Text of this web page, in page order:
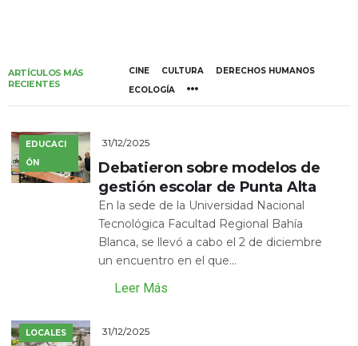
ARTÍCULOS MÁS
RECIENTES
CINE CULTURA
DERECHOS HUMANOS
ECOLOGÍA
EDUCACI
ÓN
31/12/2025
Debatieron sobre modelos de
gestión escolar de Punta Alta
En la sede de la Universidad Nacional
Tecnológica Facultad Regional Bahía
Blanca, se llevó a cabo el 2 de diciembre
un encuentro en el que...
Leer Más
LOCALES 31/12/2025